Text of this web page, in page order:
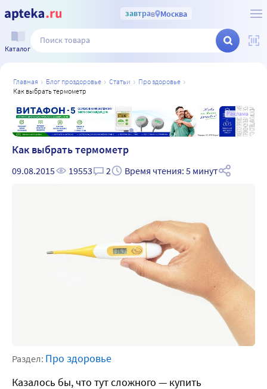
завтрав Москва
Каталог
главная блог проздоровье статьи
про здоровье
как выбрать термометр
Реклама
Как выбрать термометр
09.08.2015 19553 2 Время чтения: 5 минут
Раздел: Про здоровье
Казалось бы, что тут сложного — купить